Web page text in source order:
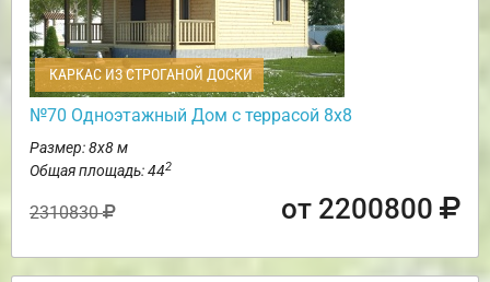
КАРКАС ИЗ СТРОГАНОЙ ДОСКИ
№70 Одноэтажный Дом с террасой 8х8
Размер: 8х8 м
Общая площадь: 442
2310830 от 2200800